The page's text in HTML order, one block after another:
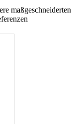
maßgeschneiderten